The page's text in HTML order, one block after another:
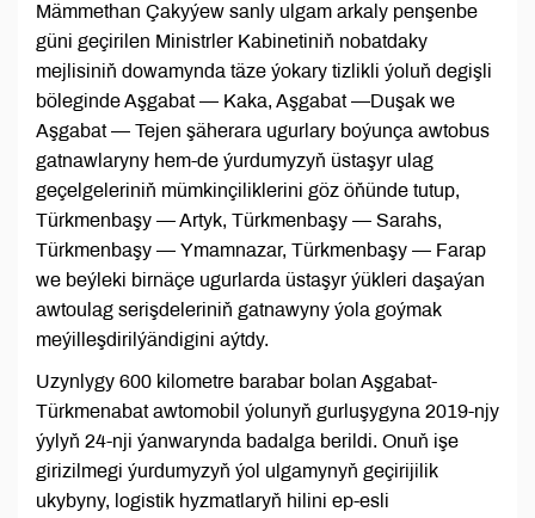
Mämmethan Çakyýew sanly ulgam arkaly penşenbe
güni geçirilen Ministrler Kabinetiniň nobatdaky
mejlisiniň dowamynda täze ýokary tizlikli ýoluň degişli
böleginde Aşgabat — Kaka, Aşgabat —Duşak we
Aşgabat — Tejen şäherara ugurlary boýunça awtobus
gatnawlaryny hem-de ýurdumyzyň üstaşyr ulag
geçelgeleriniň mümkinçiliklerini göz öňünde tutup,
Türkmenbaşy — Artyk, Türkmenbaşy — Sarahs,
Türkmenbaşy — Ymamnazar, Türkmenbaşy — Farap
we beýleki birnäçe ugurlarda üstaşyr ýükleri daşaýan
awtoulag serişdeleriniň gatnawyny ýola goýmak
meýilleşdirilýändigini aýtdy.
Uzynlygy 600 kilometre barabar bolan Aşgabat-
Türkmenabat awtomobil ýolunyň gurluşygyna 2019-njy
ýylyň 24-nji ýanwarynda badalga berildi. Onuň işe
girizilmegi ýurdumyzyň ýol ulgamynyň geçirijilik
ukybyny, logistik hyzmatlaryň hilini ep-esli